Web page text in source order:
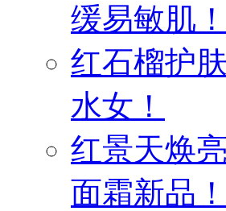
缓易敏肌！
红石榴护
水女！
红景天焕
面霜新品！